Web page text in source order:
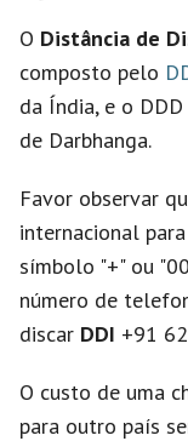
O Distância de
composto pelo
da Índia, e o
de Darbhanga.
Favor observar
internacional
símbolo "+" ou
número de
discar DDI +91
O custo de uma
para outro país